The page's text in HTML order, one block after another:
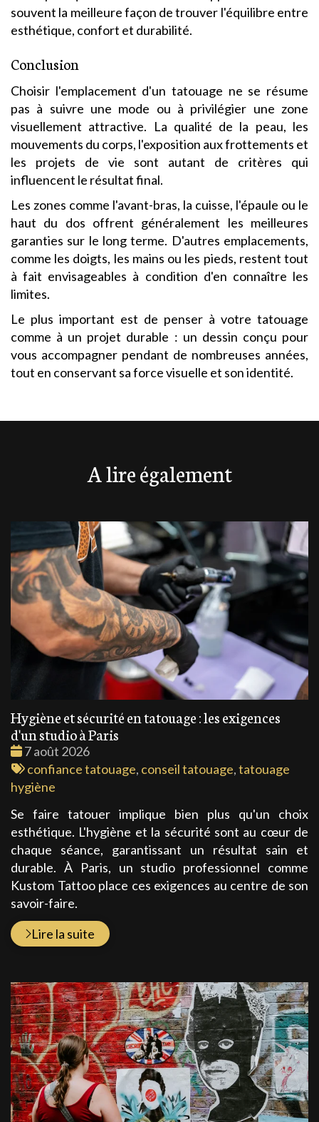
souvent la meilleure façon de trouver l'équilibre entre
esthétique, confort et durabilité.
Conclusion
Choisir l'emplacement d'un tatouage ne se résume
pas à suivre une mode ou à privilégier une zone
visuellement attractive. La qualité de la peau, les
mouvements du corps, l'exposition aux frottements et
les projets de vie sont autant de critères qui
influencent le résultat final.
Les zones comme l'avant-bras, la cuisse, l'épaule ou le
haut du dos offrent généralement les meilleures
garanties sur le long terme. D'autres emplacements,
comme les doigts, les mains ou les pieds, restent tout
à fait envisageables à condition d'en connaître les
limites.
Le plus important est de penser à votre tatouage
comme à un projet durable : un dessin conçu pour
vous accompagner pendant de nombreuses années,
tout en conservant sa force visuelle et son identité.
A lire également
Hygiène et sécurité en tatouage : les exigences
d'un studio à Paris
Date
:
7 août 2026
Tags
:
confiance tatouage, conseil tatouage,tatouage
hygiène
Se faire tatouer implique bien plus qu'un choix
esthétique. L'hygiène et la sécurité sont au cœur de
chaque séance, garantissant un résultat sain et
durable. À Paris, un studio professionnel comme
Kustom Tattoo place ces exigences au centre de son
savoir-faire.
Lire la suite